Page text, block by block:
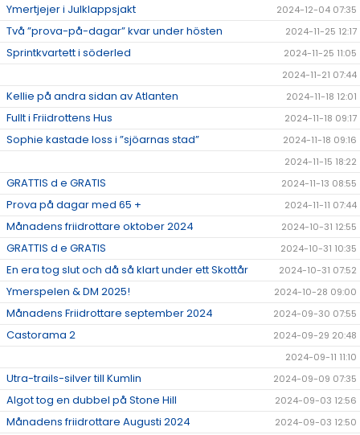
Ymertjejer i Julklappsjakt 2024-12-04 07:35
Två ”prova-på-dagar” kvar under hösten 2024-11-25 12:17
Sprintkvartett i söderled
2024-11-25 11:05
2024-11-21 07:44
Kellie på andra sidan av Atlanten 2024-11-18 12:01
Fullt i Friidrottens Hus 2024-11-18 09:17
Sophie kastade loss i ”sjöarnas stad”
2024-11-18 09:16
2024-11-15 18:22
GRATTIS d e GRATIS 2024-11-13 08:55
Prova på dagar med 65 + 2024-11-11 07:44
Månadens friidrottare oktober 2024 2024-10-31 12:55
GRATTIS d e GRATIS 2024-10-31 10:35
En era tog slut och då så klart under ett Skottår 2024-10-31 07:52
Ymerspelen & DM 2025! 2024-10-28 09:00
Månadens Friidrottare september 2024 2024-09-30 07:55
Castorama 2
2024-09-29 20:48
2024-09-11 11:10
Utra-trails-silver till Kumlin 2024-09-09 07:35
Algot tog en dubbel på Stone Hill 2024-09-03 12:56
Månadens friidrottare Augusti 2024 2024-09-03 12:50